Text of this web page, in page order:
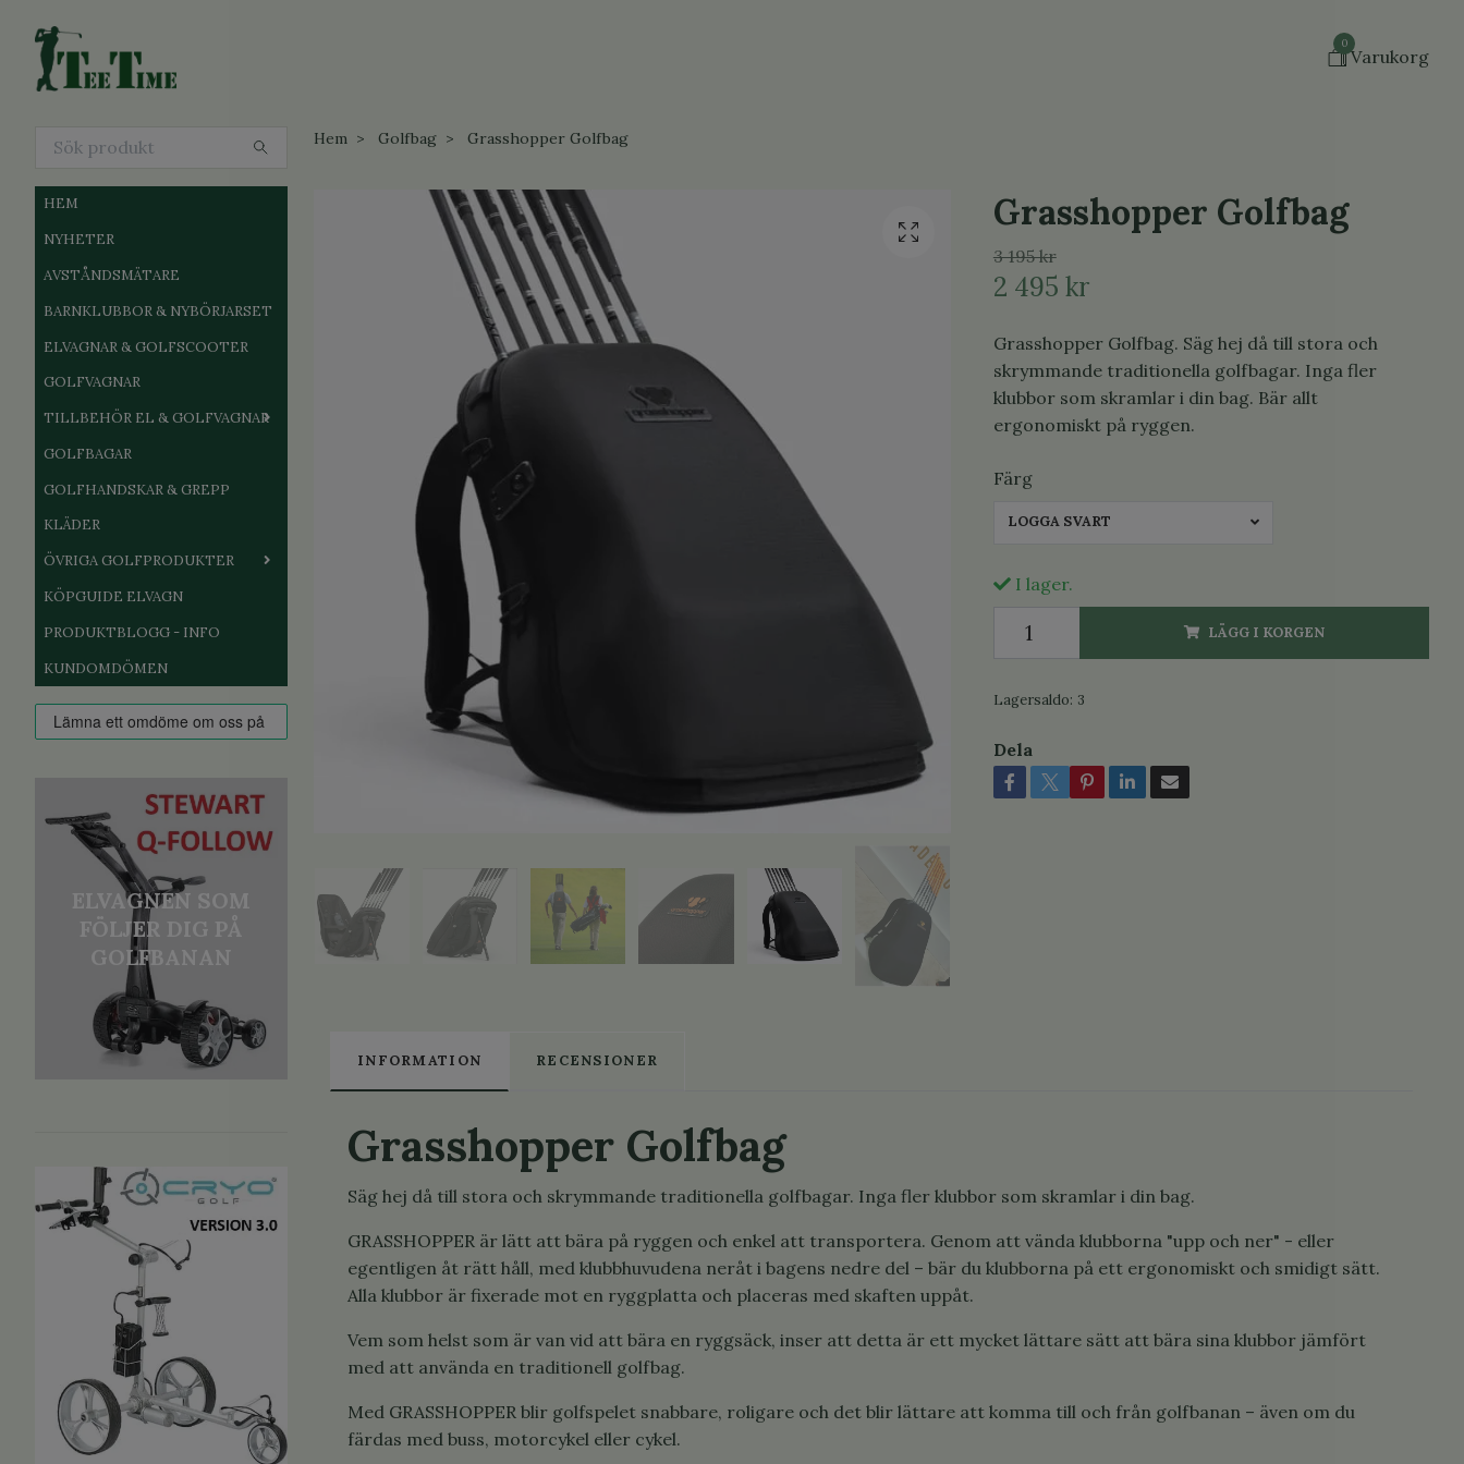
0
Varukorg
HEM
NYHETER
AVSTÅNDSMÄTARE
BARNKLUBBOR & NYBÖRJARSET
ELVAGNAR & GOLFSCOOTER
GOLFVAGNAR
TILLBEHÖR EL & GOLFVAGNAR
GOLFBAGAR
GOLFHANDSKAR & GREPP
KLÄDER
ÖVRIGA GOLFPRODUKTER
KÖPGUIDE ELVAGN
PRODUKTBLOGG - INFO
KUNDOMDÖMEN
ELVAGNEN SOM
FÖLJER DIG PÅ
GOLFBANAN
Hem Golfbag Grasshopper Golfbag
Grasshopper Golfbag
3 195 kr
2 495 kr
Grasshopper Golfbag. Säg hej då till stora och
skrymmande traditionella golfbagar. Inga fler
klubbor som skramlar i din bag. Bär allt
ergonomiskt på ryggen.
Färg
LOGGA SVART
I lager.
LÄGG I KORGEN
Lagersaldo: 3
Dela
INFORMATION RECENSIONER
Grasshopper Golfbag
Säg hej då till stora och skrymmande traditionella golfbagar. Inga fler klubbor som skramlar i din bag.
GRASSHOPPER är lätt att bära på ryggen och enkel att transportera. Genom att vända klubborna "upp och ner" - eller
egentligen åt rätt håll, med klubbhuvudena neråt i bagens nedre del – bär du klubborna på ett ergonomiskt och smidigt sätt.
Alla klubbor är fixerade mot en ryggplatta och placeras med skaften uppåt.
Vem som helst som är van vid att bära en ryggsäck, inser att detta är ett mycket lättare sätt att bära sina klubbor jämfört
med att använda en traditionell golfbag.
Med GRASSHOPPER blir golfspelet snabbare, roligare och det blir lättare att komma till och från golfbanan – även om du
färdas med buss, motorcykel eller cykel.